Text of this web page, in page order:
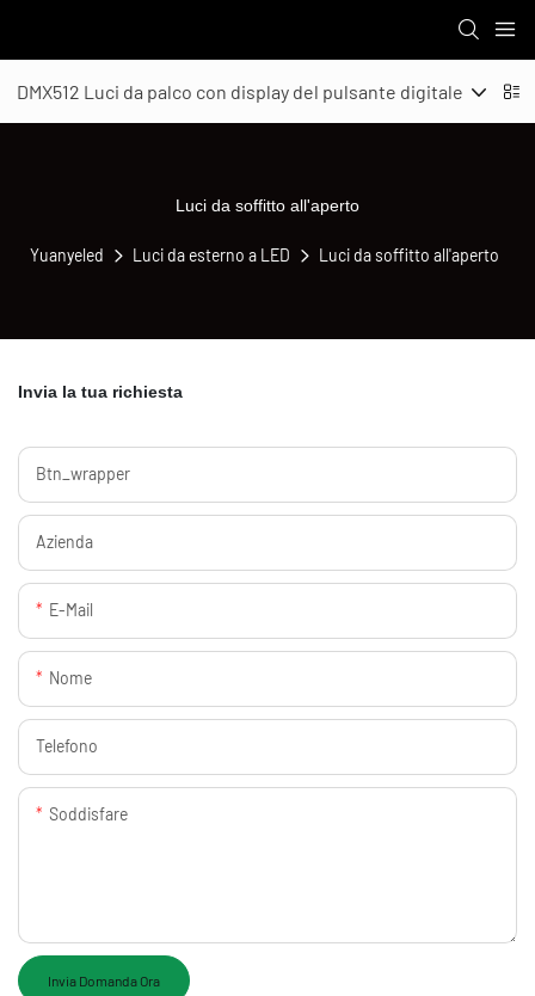
DMX512 Luci da palco con display del pulsante digitale
Luci da soffitto all'aperto
Yuanyeled Luci da esterno a LED Luci da soffitto all'aperto
Invia la tua richiesta
Btn_wrapper
Azienda
E-Mail
Nome
Telefono
Soddisfare
Invia Domanda Ora